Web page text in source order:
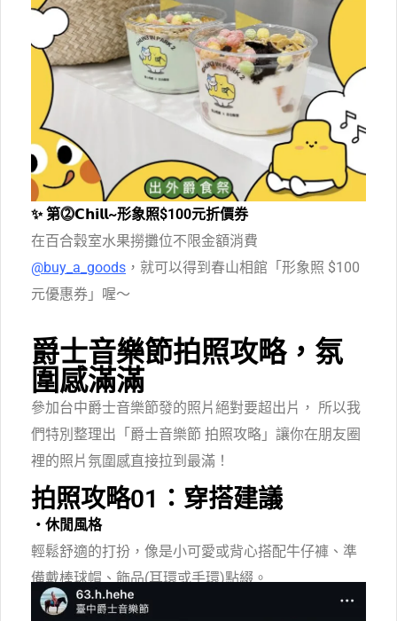
✨ 第⓶𝗖𝗵𝗶𝗹𝗹~形象照$100元折價券
在百合穀室水果撈攤位不限金額消費
@buy_a_goods ，就可以得到春山相館「形象照 $100
元優惠券」喔～
爵士音樂節拍照攻略，氛
圍感滿滿
參加台中爵士音樂節發的照片絕對要超出片， 所以我
們特別整理出「爵士音樂節 拍照攻略」讓你在朋友圈
裡的照片氛圍感直接拉到最滿！
拍照攻略01：穿搭建議
・ 休閒風格
輕鬆舒適的打扮，像是小可愛或背心搭配牛仔褲、準
備戴棒球帽、飾品(耳環或手環)點綴。